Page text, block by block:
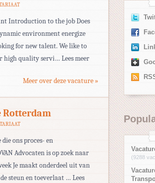
Introduction to the job Does
environment energize
for new talent. We like to
high quality servi… Lees meer
Meer over deze vacature »
Rotterdam
ons proces- en
Advocaten is op zoek naar
Je maakt onderdeel uit van
steun en toeverlaat … Lees
(9288